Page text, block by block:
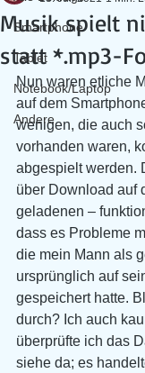
Smartphone
Tablet
Notebook/Laptop
Andere
Musik spielt
statt *.mp3-
Nun waren etliche
auf dem
wenigen, die auch
vorhanden waren,
abgespielt werden.
über Download auf
geladenen –
dass es Probleme
die mein Mann als
ursprünglich auf
gespeichert hatte.
durch? Ich auch
überprüfte ich das
siehe da; es